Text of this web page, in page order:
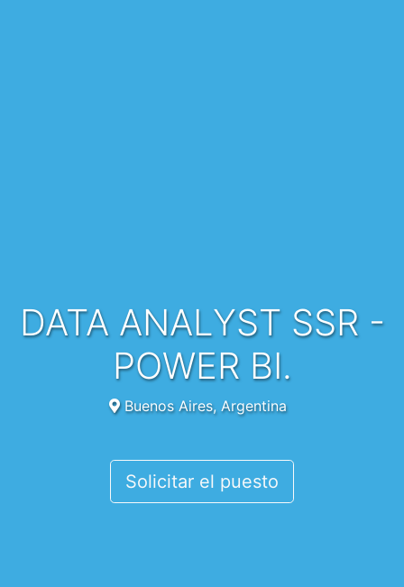
DATA ANALYST SSR -
POWER BI.
Buenos Aires, Argentina
Solicitar el puesto